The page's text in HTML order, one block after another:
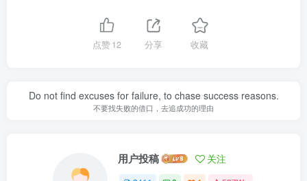
点赞12 分享 收藏
Do not find excuses for failure, to chase success reasons.
不要找失败的借口，去追成功的理由
用户投稿 关注